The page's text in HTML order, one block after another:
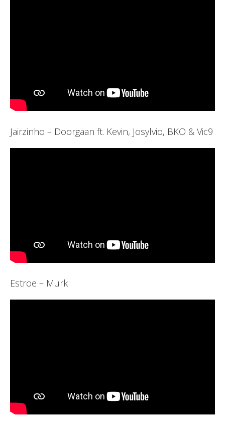
Jairzinho – Doorgaan ft. Kevin, Josylvio, BKO & Vic9
Estroe – Murk